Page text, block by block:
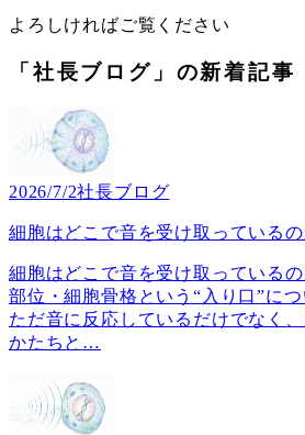
よろしければご覧ください
「社長ブログ」の新着記事
2026/7/2社長ブログ
細胞はどこで音を受け取っているの
細胞はどこで音を受け取っている
部位・細胞骨格という“入り口”に
ただ音に反応しているだけでなく
かたちと …